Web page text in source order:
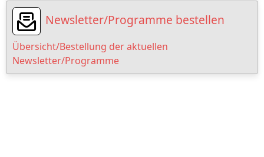
Newsletter/Programme bestellen
Übersicht/Bestellung der aktuellen
Newsletter/Programme